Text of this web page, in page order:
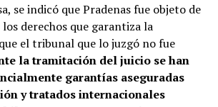
se indicó que Pradenas fue objeto de
derechos que garantiza la
el tribunal que lo juzgó no fue
la tramitación del juicio se han
garantías aseguradas
y tratados internacionales